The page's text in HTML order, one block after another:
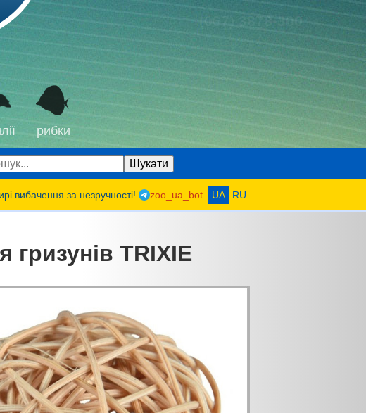
(067) 3878-300
рибки
вибачення за незручності! zoo_ua_bot UA RU
TRIXIE